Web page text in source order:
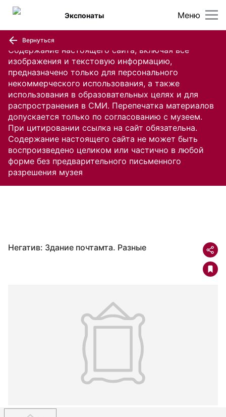
Содержание настоящего сайта, включая все
изображения и текстовую информацию,
предназначено только для персонального
некоммерческого использования, а также
использования в образовательных целях и для
распространения в СМИ. Перепечатка материалов
допускается только по согласованию с музеем.
При цитировании ссылка на сайт обязательна.
Содержание настоящего сайта не может быть
воспроизведено целиком или частично в любой
форме без предварительного письменного
разрешения музея
Меню
Экспонаты
Вернуться
Негатив: Здание почтамта. Разные